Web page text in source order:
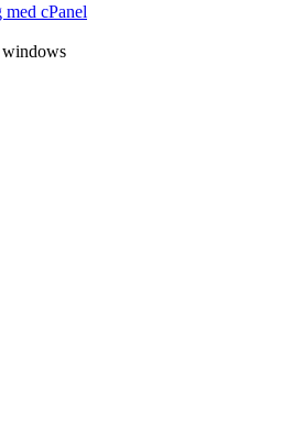
med cPanel
windows